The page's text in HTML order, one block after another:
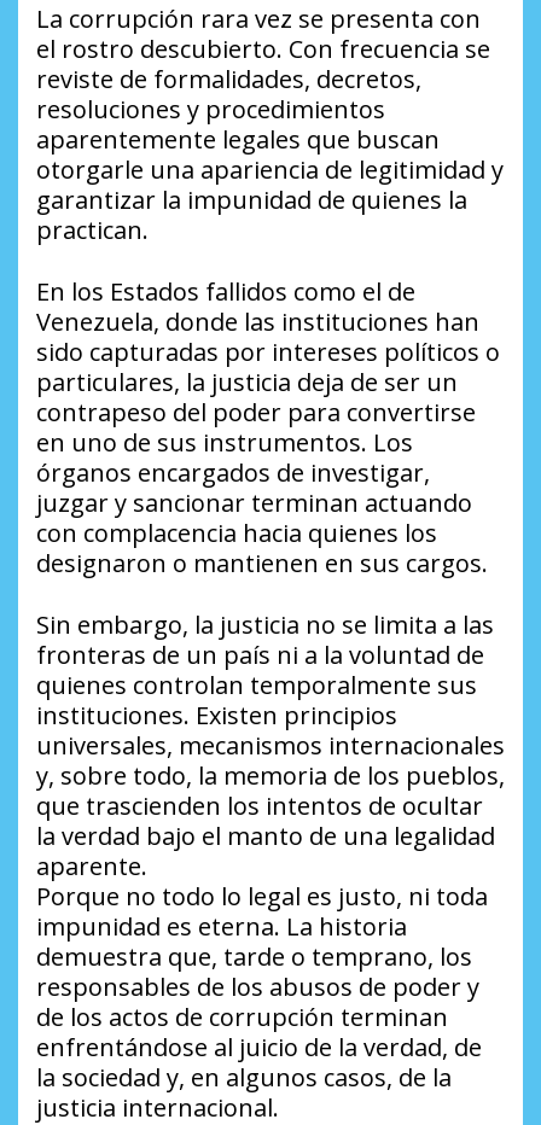
La corrupción rara vez se presenta con
el rostro descubierto. Con frecuencia se
reviste de formalidades, decretos,
resoluciones y procedimientos
aparentemente legales que buscan
otorgarle una apariencia de legitimidad y
garantizar la impunidad de quienes la
practican.
En los Estados fallidos como el de
Venezuela, donde las instituciones han
sido capturadas por intereses políticos o
particulares, la justicia deja de ser un
contrapeso del poder para convertirse
en uno de sus instrumentos. Los
órganos encargados de investigar,
juzgar y sancionar terminan actuando
con complacencia hacia quienes los
designaron o mantienen en sus cargos.
Sin embargo, la justicia no se limita a las
fronteras de un país ni a la voluntad de
quienes controlan temporalmente sus
instituciones. Existen principios
universales, mecanismos internacionales
y, sobre todo, la memoria de los pueblos,
que trascienden los intentos de ocultar
la verdad bajo el manto de una legalidad
aparente.
Porque no todo lo legal es justo, ni toda
impunidad es eterna. La historia
demuestra que, tarde o temprano, los
responsables de los abusos de poder y
de los actos de corrupción terminan
enfrentándose al juicio de la verdad, de
la sociedad y, en algunos casos, de la
justicia internacional.